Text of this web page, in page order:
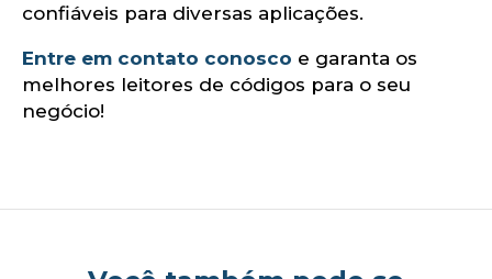
confiáveis para diversas aplicações.
Entre em contato conosco e garanta os
melhores leitores de códigos para o seu
negócio!